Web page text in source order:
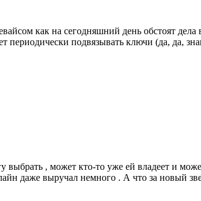
как на сегодняшний день обстоят
периодически подвязывать ключи (да, да,
, может кто-то уже ей владеет и
даже выручал немного . А что за новый